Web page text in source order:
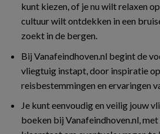
kunt kiezen, of je nu wilt relaxen
cultuur wilt ontdekken in een
zoekt in de bergen.
Bij Vanafeindhoven.nl begint de
vliegtuig instapt, door inspiratie
reisbestemmingen en ervaringen
Je kunt eenvoudig en veilig jouw
boeken bij Vanafeindhoven.nl,